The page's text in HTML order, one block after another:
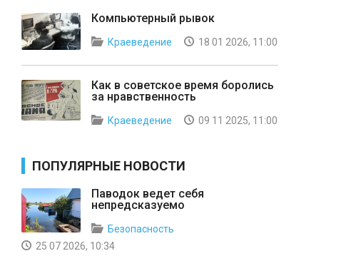
Компьютерный рывок
Краеведение 18 01 2026, 11:00
Как в советское время боролись
за нравственность
Краеведение 09 11 2025, 11:00
ПОПУЛЯРНЫЕ НОВОСТИ
Паводок ведет себя
непредсказуемо
Безопасность
25 07 2026, 10:34